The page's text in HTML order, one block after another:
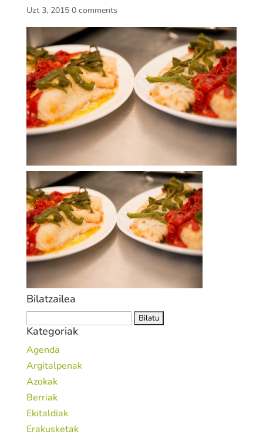
Uzt 3, 2015 0 comments
Bilatzailea
Kategoriak
Agenda
Argitalpenak
Azokak
Berriak
Ekitaldiak
Erakusketak